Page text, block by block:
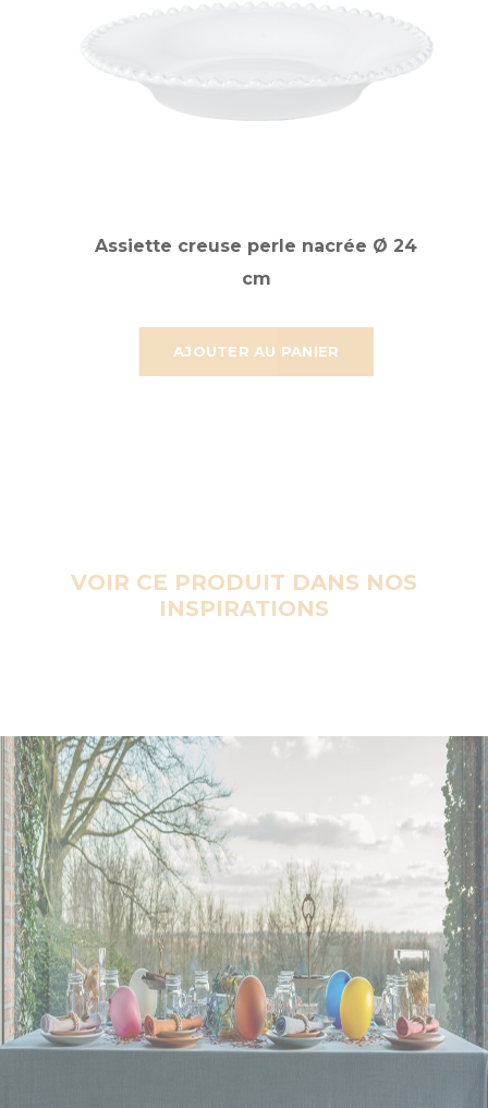
AJOUTER AU PANIER
Assiette creuse perle nacrée Ø 24
cm
VOIR CE PRODUIT DANS NOS
INSPIRATIONS